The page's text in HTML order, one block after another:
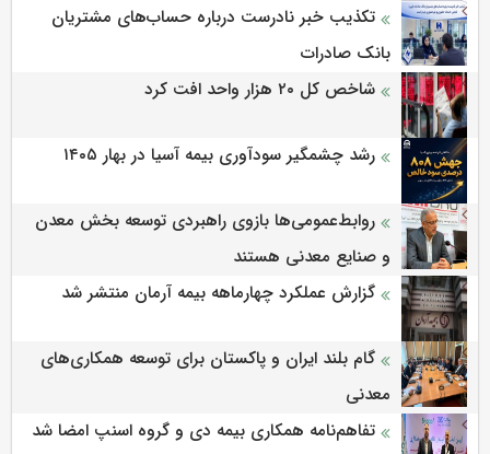
تکذیب خبر نادرست درباره حساب‌های مشتریان
بانک صادرات
شاخص کل ۲۰ هزار واحد افت کرد
رشد چشمگیر سودآوری بیمه آسیا در بهار ۱۴۰۵
روابط‌‌عمومی‌ها بازوی راهبردی توسعه بخش معدن
و صنایع معدنی هستند
گزارش عملکرد چهارماهه بیمه آرمان منتشر شد
گام بلند ایران و پاکستان برای توسعه همکاری‌های
معدنی
تفاهم‌نامه همکاری بیمه دی و گروه اسنپ امضا شد